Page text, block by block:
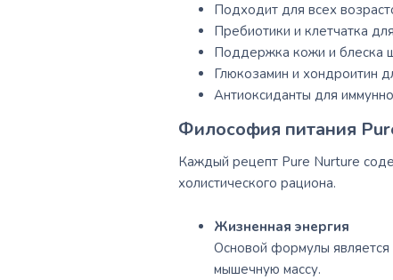
Подходит для всех
Пребиотики и клетчатка
Поддержка кожи и блеска
Глюкозамин и хондроитин
Антиоксиданты для
Философия питания
Каждый рецепт Pure Nurture
холистического рациона.
Жизненная энергия
Основой формулы
мышечную массу.